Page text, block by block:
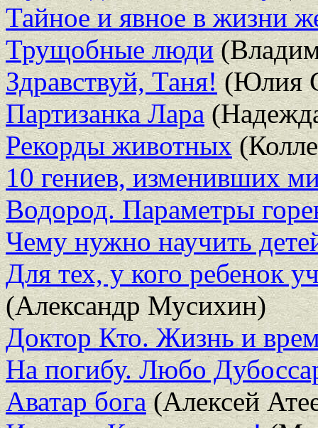
Тайное и явное в жизни
Трущобные люди
Здравствуй, Таня!(Юлия
Партизанка Лара
Рекорды животных
10 гениев, изменивших
Водород. Параметры
Чему нужно научить
Для тех, у кого ребенок
(Александр Мусихин)
Доктор Кто. Жизнь и
На погибу. Любо
Аватар бога(Алексей